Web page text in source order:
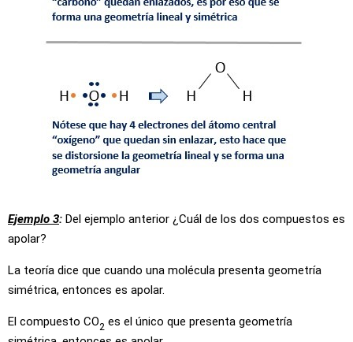
Ejemplo 3: Del ejemplo anterior ¿Cuál de los dos compuestos es
apolar?
La teoría dice que cuando una molécula presenta geometría
simétrica, entonces es apolar.
El compuesto CO2 es el único que presenta geometría